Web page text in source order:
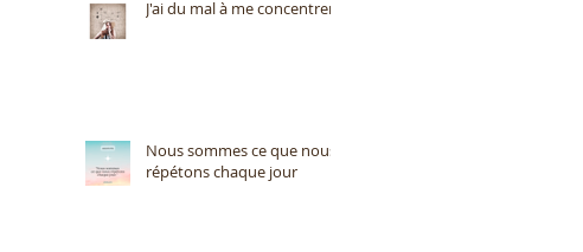
J'ai du mal à me concentrer
Nous sommes ce que nous
répétons chaque jour